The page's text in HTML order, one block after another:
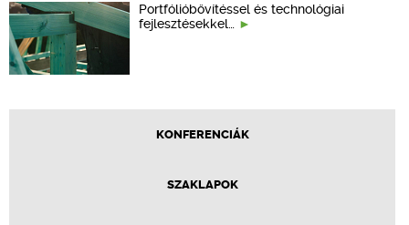
Portfólióbővítéssel és technológiai
fejlesztésekkel…
KONFERENCIÁK
SZAKLAPOK